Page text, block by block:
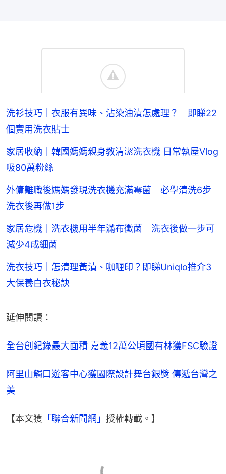
洗衫技巧｜衣服有異味、沾染油漬怎處理？ 即睇22
個實用洗衣貼士
家居收納｜韓國媽媽親身教清潔洗衣機 日常執屋Vlog
吸80萬粉絲
外傭離職後媽媽發現洗衣機充滿霉菌 必學清洗6步
洗衣後再做1步
家居危機｜洗衣機用半年滿布黴菌 洗衣後做一步可
減少4成細菌
洗衣技巧｜怎清理黃漬、咖喱印？即睇Uniqlo推介3
大保養白衣秘訣
延伸閱讀：
全台創紀錄最大面積 嘉義12萬公頃國有林獲FSC驗證
阿里山觸口遊客中心獲國際設計舞台銀獎 傳遞台灣之
美
【本文獲 「聯合新聞網」 授權轉載。】